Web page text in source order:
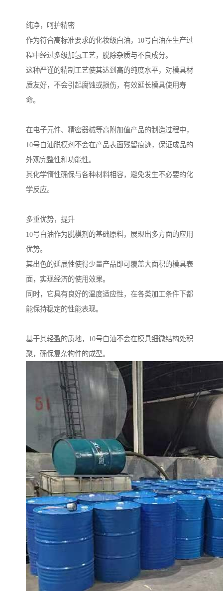
纯净，呵护精密
作为符合高标准要求的化妆级白油，10号白油在生产过
程中经过多级加氢工艺，脱除杂质与不良成分。
这种严谨的精制工艺使其达到高的纯度水平，对模具材
质友好，不会引起腐蚀或损伤，有效延长模具使用寿
命。
在电子元件、精密器械等高附加值产品的制造过程中，
10号白油脱模剂不会在产品表面残留痕迹，保证成品的
外观完整性和功能性。
其化学惰性确保与各种材料相容，避免发生不必要的化
学反应。
多重优势，提升
10号白油作为脱模剂的基础原料，展现出多方面的应用
优势。
其出色的延展性使得少量产品即可覆盖大面积的模具表
面，实现经济的使用效果。
同时，它具有良好的温度适应性，在各类加工条件下都
能保持稳定的性能表现。
基于其轻盈的质地，10号白油不会在模具细微结构处积
聚，确保复杂构件的成型。